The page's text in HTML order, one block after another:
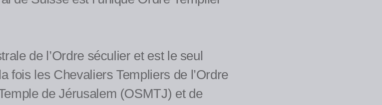
de l’Ordre séculier et est le seul
fois les Chevaliers Templiers de l’Ordre
de Jérusalem (OSMTJ) et de